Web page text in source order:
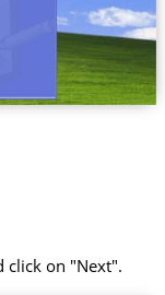
click on "Next".